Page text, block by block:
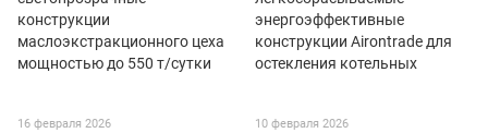
16 февраля 2026 10 февраля 2026